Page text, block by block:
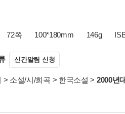
72쪽 100*180mm 146g
신간알림 신청
> 소설/시/희곡 > 한국소설 > 2000년